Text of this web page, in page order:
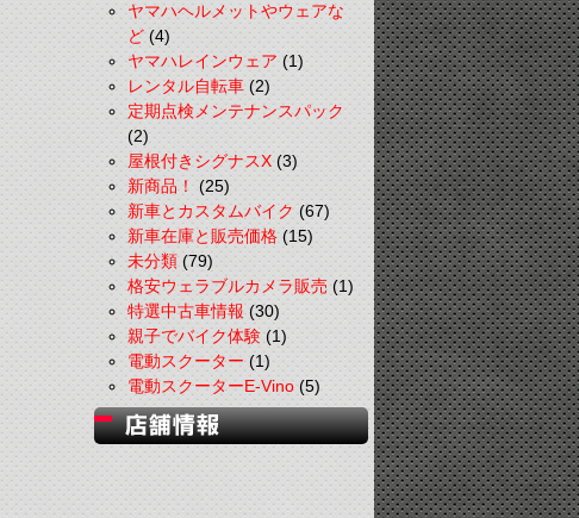
ヤマハヘルメットやウェアな
ど(4)
ヤマハレインウェア(1)
レンタル自転車(2)
定期点検メンテナンスパック
(2)
屋根付きシグナスX(3)
新商品！(25)
新車とカスタムバイク(67)
新車在庫と販売価格(15)
未分類(79)
格安ウェラブルカメラ販売(1)
特選中古車情報(30)
親子でバイク体験(1)
電動スクーター(1)
電動スクーターE-Vino(5)